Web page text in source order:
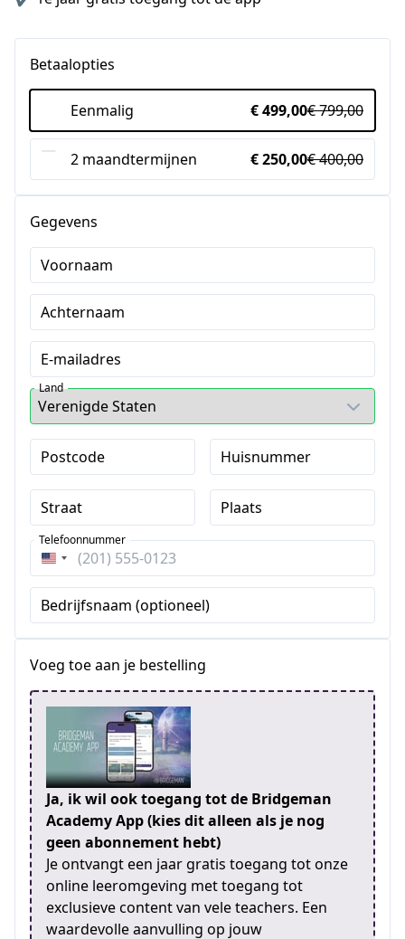
Betaalopties
Eenmalig € 499,00€ 799,00
2 maandtermijnen € 250,00€ 400,00
Gegevens
Voornaam
Achternaam
E-mailadres
Land
Postcode Huisnummer
Straat Plaats
Verenigde
Staten
+1
Telefoonnummer
Bedrijfsnaam (optioneel)
Voeg toe aan je bestelling
Ja, ik wil ook toegang tot de Bridgeman
Academy App (kies dit alleen als je nog
geen abonnement hebt)
Je ontvangt een jaar gratis toegang tot onze
online leeromgeving met toegang tot
exclusieve content van vele teachers. Een
waardevolle aanvulling op jouw